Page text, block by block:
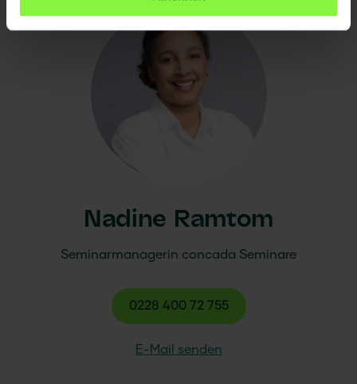
Nadine Ramtom
Seminarmanagerin concada Seminare
0228 400 72 755
E-Mail senden